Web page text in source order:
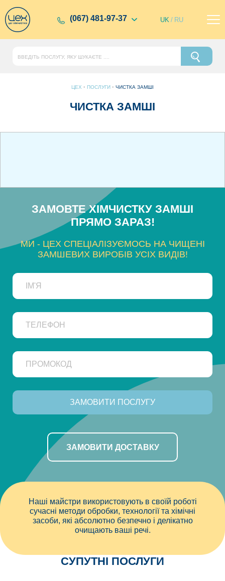
(067) 481-97-37 UK / RU
ЦЕХ • ПОСЛУГИ • ЧИСТКА ЗАМШІ
ЧИСТКА ЗАМШІ
ЗАМОВТЕ ХІМЧИСТКУ ЗАМШІ
ПРЯМО ЗАРАЗ!
МИ - ЦЕХ СПЕЦІАЛІЗУЄМОСЬ НА ЧИЩЕНІ
ЗАМШЕВИХ ВИРОБІВ УСІХ ВИДІВ!
ЗАМОВИТИ ДОСТАВКУ
Наші майстри використовують в своїй роботі
сучасні методи обробки, технології та хімічні
засоби, які абсолютно безпечно і делікатно
очищають ваші речі.
СУПУТНІ ПОСЛУГИ